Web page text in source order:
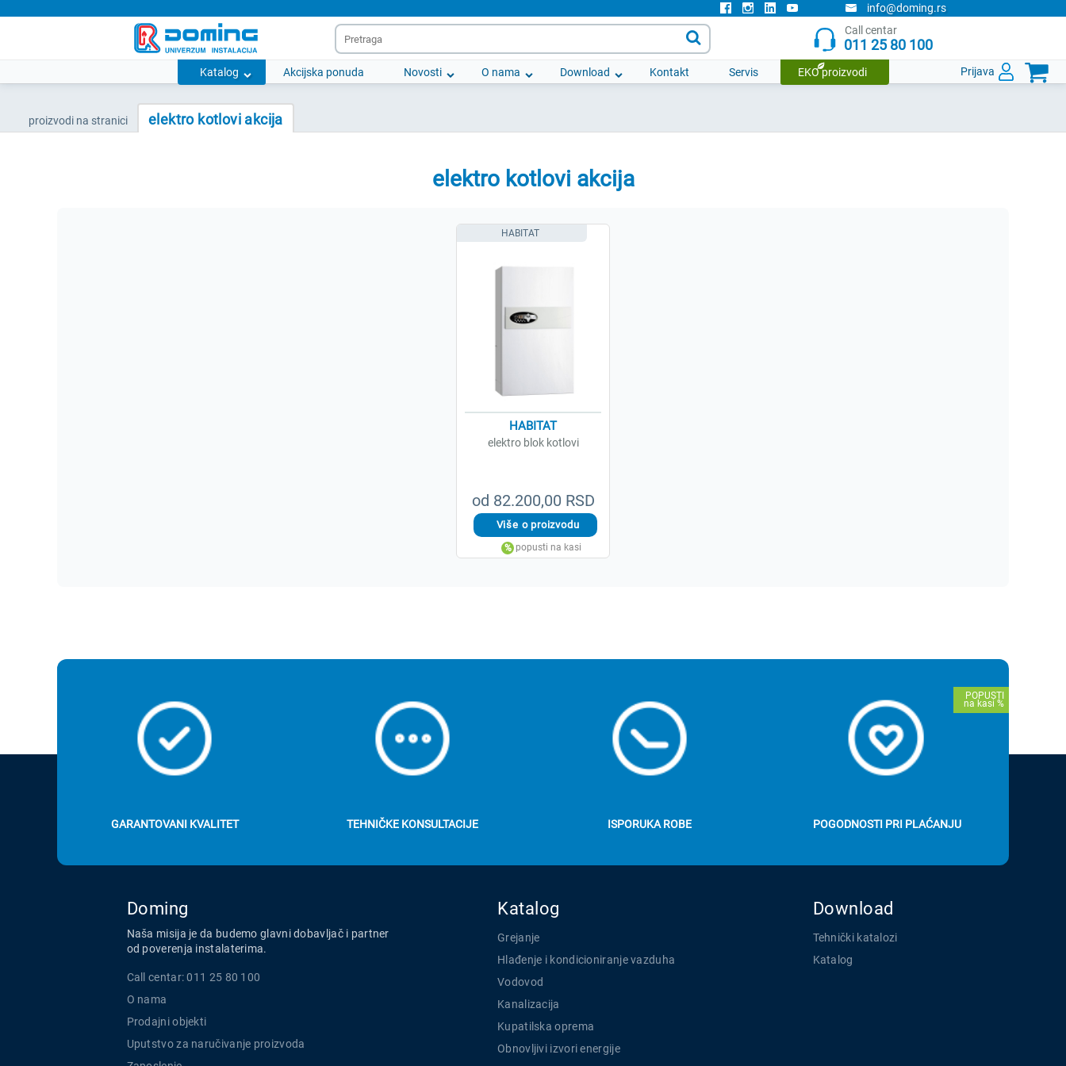
info@doming.rs
Call centar
011 25 80 100
Katalog Akcijska ponuda Novosti O nama Download Kontakt Servis EKO proizvodi Prijava 

proizvodi na stranici elektro kotlovi akcija
elektro kotlovi akcija
od 82.200,00 RSD
HABITAT
elektro blok kotlovi
HABITAT
GARANTOVANI KVALITET TEHNIČKE KONSULTACIJE ISPORUKA ROBE POGODNOSTI PRI PLAĆANJU
Doming
Naša misija je da budemo glavni dobavljač i partner
od poverenja instalaterima.
Call centar: 011 25 80 100
O nama
Prodajni objekti
Uputstvo za naručivanje proizvoda
Katalog
Grejanje
Hlađenje i kondicioniranje vazduha
Vodovod
Kanalizacija
Kupatilska oprema
Obnovljivi izvori energije
Download
Tehnički katalozi
Katalog